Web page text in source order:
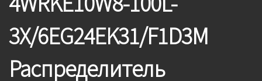
3X/6EG24EK31/F1D3M
Распределитель